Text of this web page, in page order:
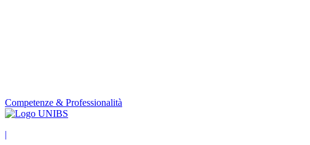
Competenze & Professionalità
|